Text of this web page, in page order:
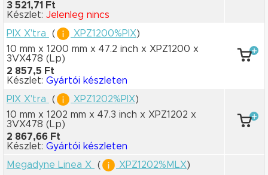
3 521,71 Ft
Készlet: Jelenleg nincs
PIX X'tra
( XPZ1200%PIX)
10 mm x 1200 mm x 47.2 inch x XPZ1200 x
3VX478 (Lp)
2 857,5 Ft
Készlet: Gyártói készleten
PIX X'tra
( XPZ1202%PIX)
10 mm x 1202 mm x 47.3 inch x XPZ1202 x
3VX478 (Lp)
2 867,66 Ft
Készlet: Gyártói készleten
Megadyne Linea X
( XPZ1202%MLX)